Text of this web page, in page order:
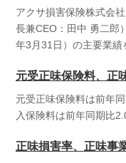
アクサ損害保険株式会
長兼CEO：田中 勇二郎
年3月31日）の主要業績
元受正味保険料、正
元受正味保険料は前年
入保険料は前年同期比
正味損害率、正味事